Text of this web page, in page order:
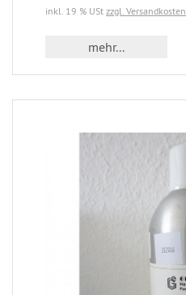
inkl. 19 % USt zzgl. Versandkosten
mehr...